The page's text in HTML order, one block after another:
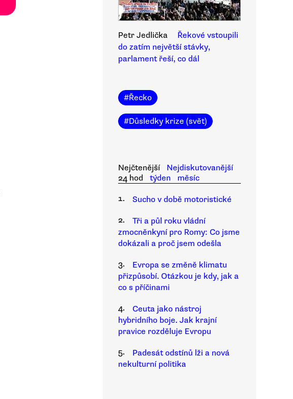
Petr Jedlička
Řekové vstoupili
do zatím největší stávky,
parlament řeší, co dál
#Řecko
#Důsledky krize (svět)
Nejčtenější
Nejdiskutovanější
24 hod
týden
měsíc
1.
Sucho v době motoristické
2.
Tři a půl roku vládní
zmocněnkyní pro Romy: Co jsme
dokázali a proč jsem odešla
3.
Evropa se změně klimatu
přizpůsobí. Otázkou je kdy, jak a
co s příčinami
4.
Ceuta jako nástroj
hybridního boje. Jak krajní
pravice rozděluje Evropu
5.
Padesát odstínů lži a nová
nekulturní politika